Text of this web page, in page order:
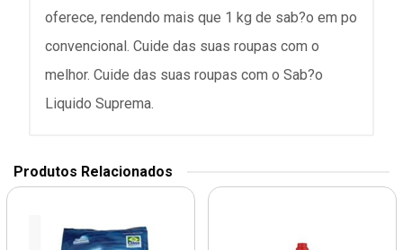
oferece, rendendo mais que 1 kg de sab?o em po
convencional. Cuide das suas roupas com o
melhor. Cuide das suas roupas com o Sab?o
Liquido Suprema.
Produtos Relacionados